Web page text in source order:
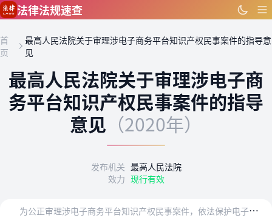
跳到主要内容
法律法规速查
首
页
最高人民法院关于审理涉电子商务平台知识产权民事案件的指导意
见
最高人民法院关于审理涉电子商
务平台知识产权民事案件的指导
意见 （2020年）
发布机关 最高人民法院
效力 现行有效
为
公正审理涉电子商务平台知识产权民事案件，依法保护电子商务领域各方主体的合法权益，促进电子商务平台经营活动规范、有序、健康发展，结合知识产权审判实际，制定本指导…